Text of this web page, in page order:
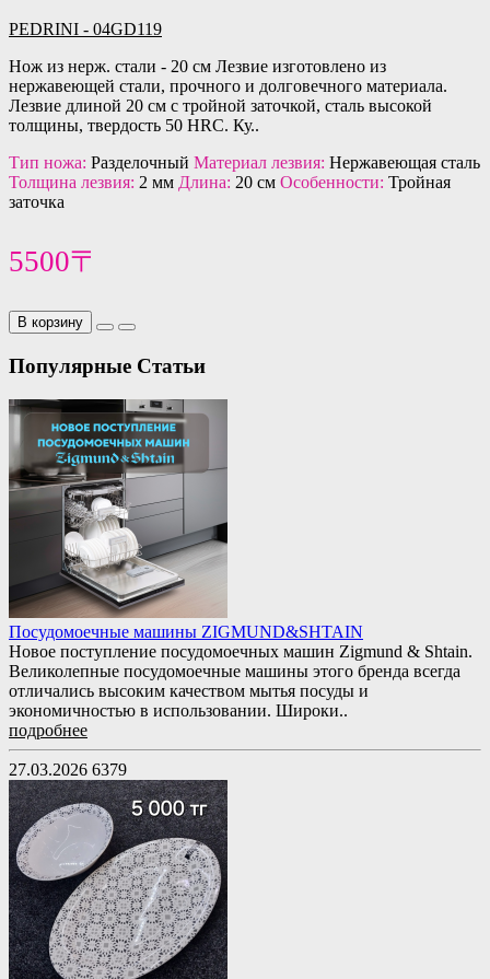
PEDRINI - 04GD119
Нож из нерж. стали - 20 см Лезвие изготовлено из
нержавеющей стали, прочного и долговечного материала.
Лезвие длиной 20 см с тройной заточкой, сталь высокой
толщины, твердость 50 HRC. Ку..
Тип ножа: Разделочный Материал лезвия: Нержавеющая сталь
Толщина лезвия: 2 мм Длина: 20 см Особенности: Тройная
заточка
5500〒
В корзину
Популярные Статьи
Посудомоечные машины ZIGMUND&SHTAIN
Новое поступление посудомоечных машин Zigmund & Shtain.
Великолепные посудомоечные машины этого бренда всегда
отличались высоким качеством мытья посуды и
экономичностью в использовании. Широки..
подробнее
27.03.2026 6379